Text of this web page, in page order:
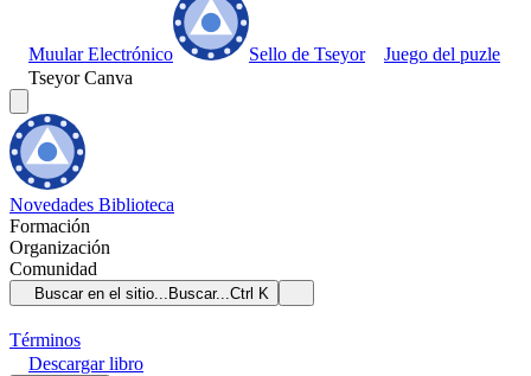
Muular Electrónico Sello de Tseyor
Juego del puzle
Tseyor Canva
Novedades Biblioteca
Formación
Organización
Comunidad
Buscar en el sitio... Buscar...Ctrl K
Términos
Descargarlibro